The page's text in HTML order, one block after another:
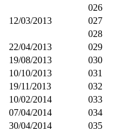
026
12/03/2013
027
028
22/04/2013
029
19/08/2013
030
10/10/2013
031
19/11/2013
032
10/02/2014
033
07/04/2014
034
30/04/2014
035